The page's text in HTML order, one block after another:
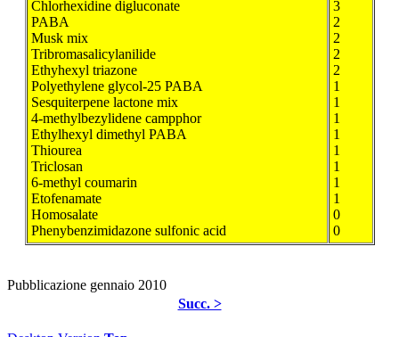
Chlorhexidine digluconate
PABA
Musk mix
Tribromasalicylanilide
Ethyhexyl triazone
Polyethylene glycol-25 PABA
Sesquiterpene lactone mix
4-methylbezylidene campphor
Ethylhexyl dimethyl PABA
Thiourea
Triclosan
6-methyl coumarin
Etofenamate
Homosalate
Phenybenzimidazone sulfonic acid
3
2
2
2
2
1
1
1
1
1
1
1
1
0
0
Pubblicazione gennaio 2010
Succ. >